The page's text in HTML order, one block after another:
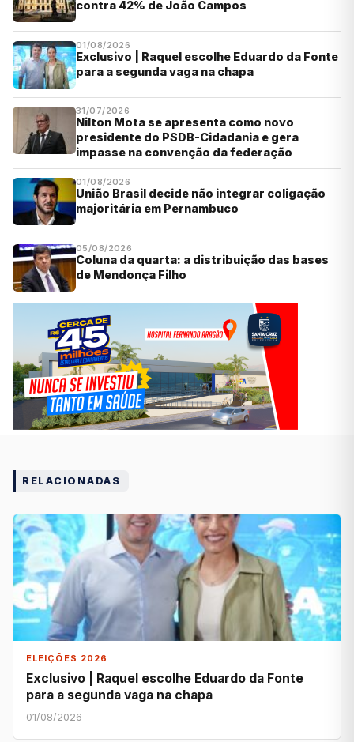
contra 42% de João Campos
01/08/2026
Exclusivo | Raquel escolhe Eduardo da Fonte
para a segunda vaga na chapa
31/07/2026
Nilton Mota se apresenta como novo
presidente do PSDB-Cidadania e gera
impasse na convenção da federação
01/08/2026
União Brasil decide não integrar coligação
majoritária em Pernambuco
05/08/2026
Coluna da quarta: a distribuição das bases
de Mendonça Filho
RELACIONADAS
ELEIÇÕES 2026
Exclusivo | Raquel escolhe Eduardo da Fonte
para a segunda vaga na chapa
01/08/2026